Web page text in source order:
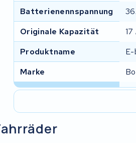
Batterienennspannung
Originale Kapazität
17
Produktname
E-
Marke